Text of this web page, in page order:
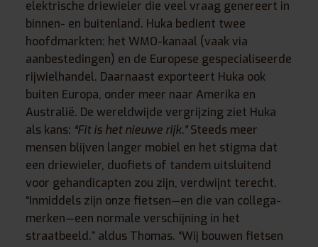
elektrische driewieler die veel vraag genereert in
binnen- en buitenland. Huka bedient twee
hoofdmarkten: het WMO-kanaal (vaak via
aanbestedingen) en de Europese gespecialiseerde
rijwielhandel. Daarnaast exporteert Huka ook
buiten Europa, onder meer naar Amerika en
Australië. De wereldwijde vergrijzing ziet Huka
als kans: “Fit is het nieuwe rijk.”Steeds meer
mensen blijven langer mobiel en het stigma dat
een driewieler, duofiets of tandem uitsluitend
voor gehandicapten zou zijn, verdwijnt terecht.
“Inmiddels zijn onze fietsen—en die van collega-
merken—een normale verschijning in het
straatbeeld.” aldus Thomas. “Wij bouwen fietsen